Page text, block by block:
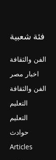
فئة شعبية
الفن والثقافة
اخبار مصر
الفن والثقافة
التعليم
التعليم
حوادث
Articles